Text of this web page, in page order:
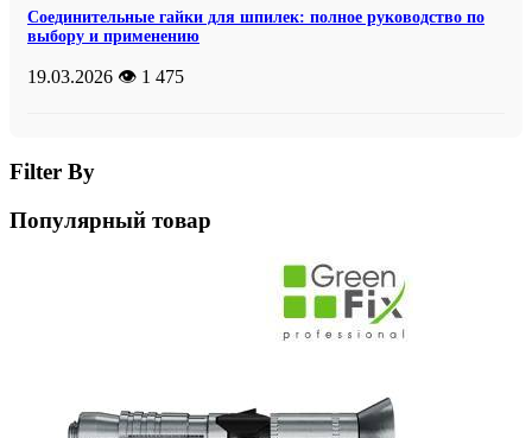
Соединительные гайки для шпилек: полное руководство по
выбору и применению
19.03.2026 👁️ 1 475
Filter By
Популярный товар